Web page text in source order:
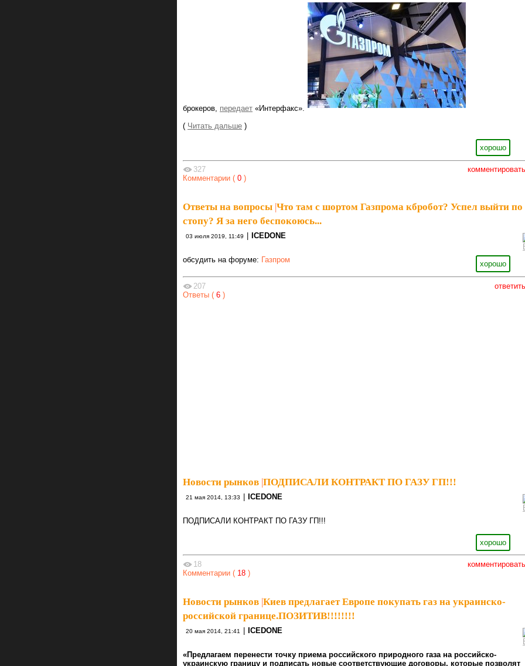
брокеров, передает «Интерфакс».
( Читать дальше )
хорошо
комментировать
327
Комментарии ( 0 )
Ответы на вопросы Что там с шортом Газпрома кбробот? Успел выйти по
стопу? Я за него беспокоюсь...
03 июля 2019, 11:49 ICEDONE
хорошо
обсудить на форуме: Газпром
ответить
207
Ответы ( 6 )
Новости рынков |ПОДПИСАЛИ КОНТРАКТ ПО ГАЗУ ГП!!!
21 мая 2014, 13:33 | ICEDONE
ПОДПИСАЛИ КОНТРАКТ ПО ГАЗУ ГП!!!
хорошо
комментировать
18
Комментарии ( 18 )
Новости рынков |Киев предлагает Европе покупать газ на украинско-
российской границе.ПОЗИТИВ!!!!!!!!
20 мая 2014, 21:41 ICEDONE
«Предлагаем перенести точку приема российского природного газа на российско-
украинскую границу и подписать новые соответствующие договоры, которые позволят